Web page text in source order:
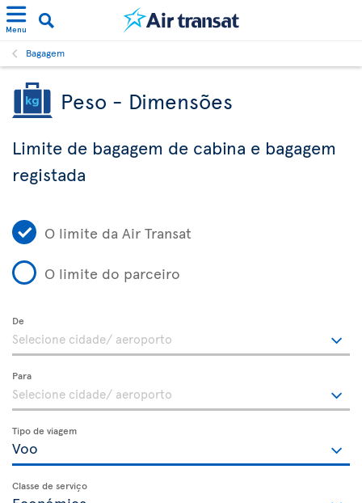
Menu
Bagagem
Peso - Dimensões
Limite de bagagem de cabina e bagagem
registada
O limite da Air Transat
O limite do parceiro
De
Para
Tipo de viagem
Classe de serviço